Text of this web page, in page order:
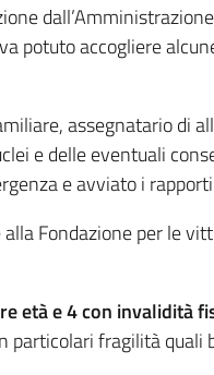
potuto accogliere
assegnatario di
e delle eventuali
e avviato i rapporti
Fondazione per le
età e 4 con invalidità
particolari fragilità quali